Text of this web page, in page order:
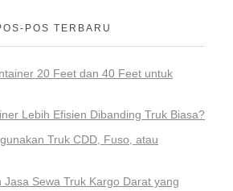
POS TERBARU
20 Feet dan 40 Feet untuk
Lebih Efisien Dibanding Truk Biasa?
Truk CDD, Fuso, atau
Jasa Sewa Truk Kargo Darat yang